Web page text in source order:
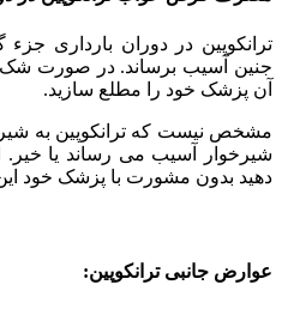
جنین آسیب برساند. در صورت شک
آن پزشک خود را مطلع سازید.
مشخص نیست که ترانکوپین به
شیرخوار آسیب می رساند یا
دهید بدون مشورت با پزشک خود
عوارض جانبی ترانکوپین: